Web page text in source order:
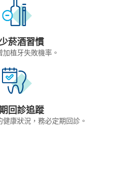
菸酒習慣
加植牙失敗機率。
回診追蹤
康狀況，務必定期回診。